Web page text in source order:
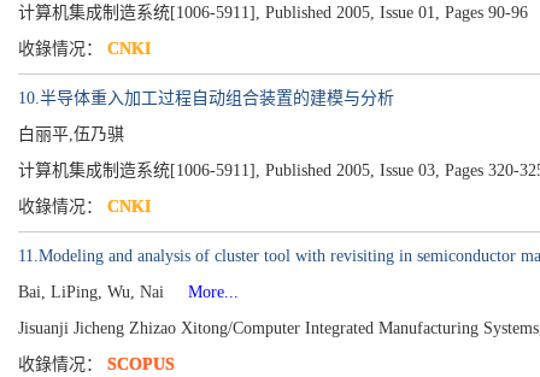
计算机集成制造系统[1006-5911], Published 2005, Issue 01, Pages 90-96
收錄情况： CNKI
10.半导体重入加工过程自动组合装置的建模与分析
白丽平,伍乃骐
计算机集成制造系统[1006-5911], Published 2005, Issue 03, Pages 320-
收錄情况： CNKI
11.Modeling and analysis of cluster tool with revisiting in semiconductor
Bai, LiPing, Wu, Nai
More...
Jisuanji Jicheng Zhizao Xitong/Computer Integrated Manufacturing
收錄情况： SCOPUS